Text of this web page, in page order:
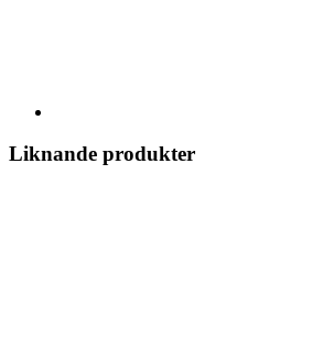
Liknande produkter